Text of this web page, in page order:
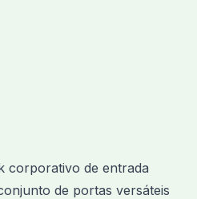
corporativo de entrada
de portas versáteis